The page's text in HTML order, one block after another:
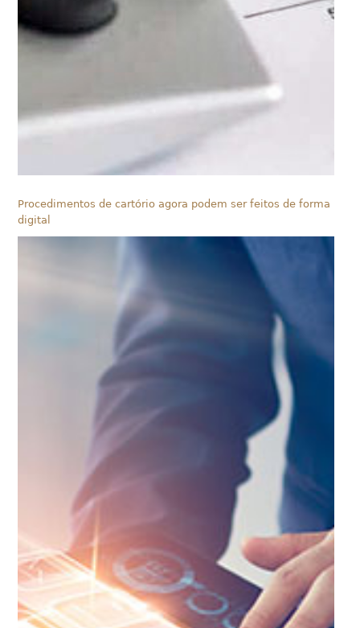
Procedimentos de cartório agora podem ser feitos de forma
digital